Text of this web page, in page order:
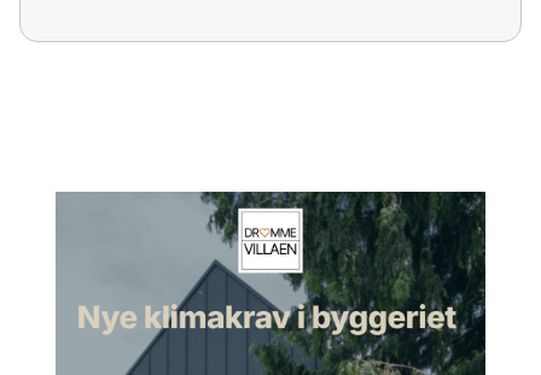
Og det er derfor, det er en super fornøjelse at få Artur, der er
stod på VELUX-standen, og lynhurtigt kunne jeg jo faktisk
fornemme, at dig skulle vi have i studiet, fordi du har noget på
hjerte omkring lys, og hvordan man skal designe det. Er det
Artur:Det er helt rigtigt. Det handler om at få det bedst
mulige ud af sin klimaskærm i bygningerne.